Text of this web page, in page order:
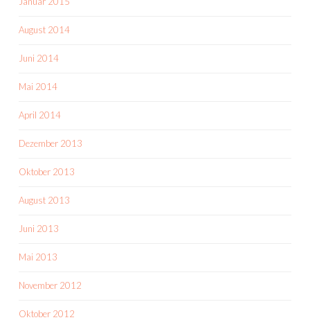
August 2014
Juni 2014
Mai 2014
April 2014
Dezember 2013
Oktober 2013
August 2013
Juni 2013
Mai 2013
November 2012
Oktober 2012